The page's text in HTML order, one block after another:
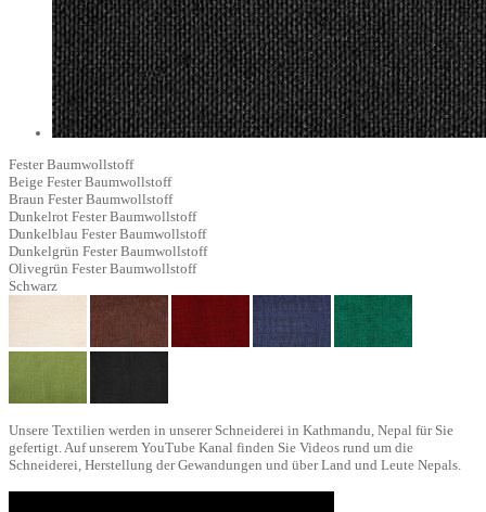
Fester Baumwollstoff
Beige Fester Baumwollstoff
Braun Fester Baumwollstoff
Dunkelrot Fester Baumwollstoff
Dunkelblau Fester Baumwollstoff
Dunkelgrün Fester Baumwollstoff
Olivegrün Fester Baumwollstoff
Schwarz
Unsere Textilien werden in unserer Schneiderei in Kathmandu, Nepal für Sie
gefertigt. Auf unserem YouTube Kanal finden Sie Videos rund um die
Schneiderei, Herstellung der Gewandungen und über Land und Leute Nepals.